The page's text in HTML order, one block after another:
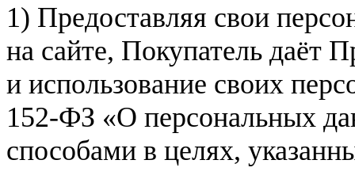
1) Предоставляя свои
на сайте, Покупатель даёт
и использование своих
152-ФЗ «О персональных
способами в целях,